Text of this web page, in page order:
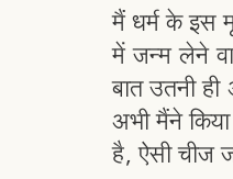
मैं धर्म के इस
में जन्म लेने
बात उतनी
अभी मैंने
है, ऐसी चीज